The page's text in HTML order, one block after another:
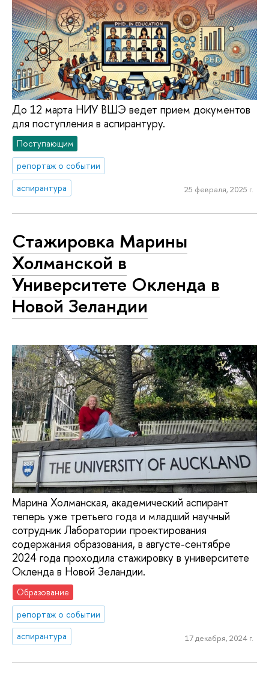
До 12 марта НИУ ВШЭ ведет прием документов
для поступления в аспирантуру.
Поступающим
репортаж о событии
аспирантура
25 февраля, 2025 г.
Стажировка Марины
Холманской в
Университете Окленда в
Новой Зеландии
Марина Холманская, академический аспирант
теперь уже третьего года и младший научный
сотрудник Лаборатории проектирования
содержания образования, в августе-сентябре
2024 года проходила стажировку в университете
Окленда в Новой Зеландии.
Образование
репортаж о событии
аспирантура
17 декабря, 2024 г.